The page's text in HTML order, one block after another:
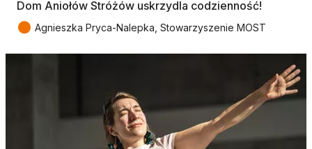
Dom Aniołów Stróżów uskrzydla codzienność!
● Agnieszka Pryca-Nalepka, Stowarzyszenie MOST